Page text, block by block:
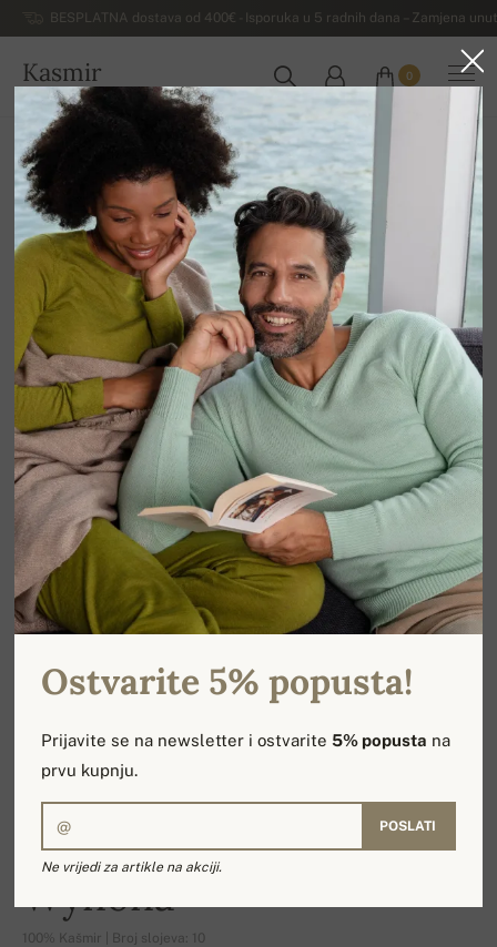
BESPLATNA dostava od 400€ - Isporuka u 5 radnih dana – Zamjena
Kasmir
HRVATSKA
0
Kuća
Luksuzni ženski džemperi od kašmira
Ženske dolčevite od kašmira
Wynona
100% Kašmir | Broj slojeva: 10
Ostvarite 5% popusta!
Prijavite se na newsletter i ostvarite5% popusta na
prvu kupnju.
POSLATI
Ne vrijedi za artikle na akciji.